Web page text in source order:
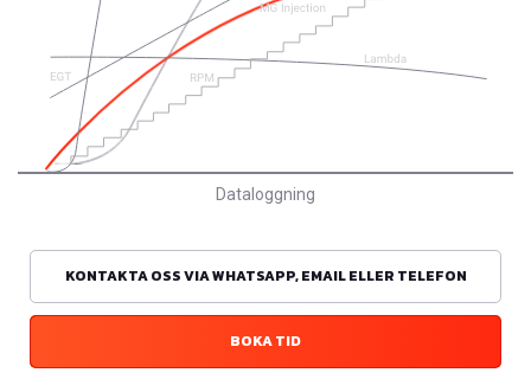
Dataloggning
KONTAKTA OSS VIA WHATSAPP, EMAIL ELLER TELEFON
BOKA TID